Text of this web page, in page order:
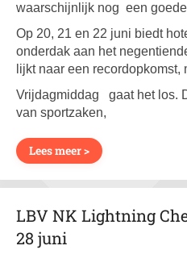
waarschijnlijk nog een
Op 20, 21 en 22 juni biedt
onderdak aan het
lijkt naar een
Vrijdagmiddag gaat het los.
van sportzaken,
Lees meer >
LBV NK Lightning
28 juni